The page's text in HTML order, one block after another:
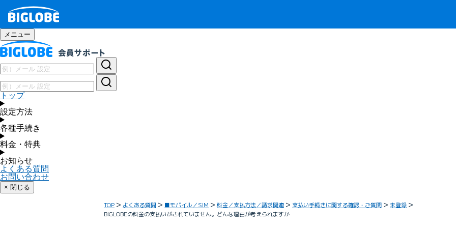
メニュー
トップ
設定方法
各種手続き
料金・特典
お知らせ
よくある質問
お問い合わせ
× 閉じる
TOP よくある質問 ■モバイル／SIM 料金／支払方法／請求関連 支払い手続きに関する確認・ご質問
未登録
BIGLOBEの料金の支払いがされていません。どんな理由が考えられますか